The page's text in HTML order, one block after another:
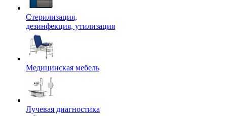
Стерилизация,
дезинфекция, утилизация
Медицинская мебель
Лучевая диагностика